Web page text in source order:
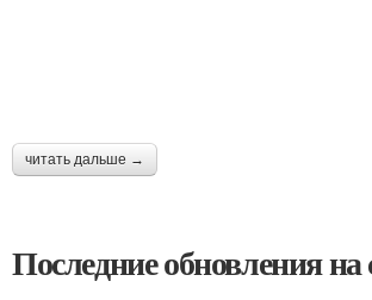
читать дальше →
Последние обновления на